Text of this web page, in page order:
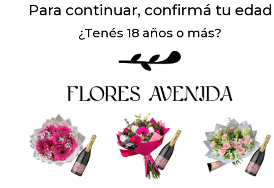
Para continuar, confirmá tu edad
¿Tenés 18 años o más?